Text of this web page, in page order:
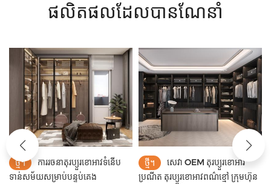
ផលិតផលដែលបានណែនាំ
ថ្មី។
ការរចនាតុរប្យួរខោអាវទំនើប
ទាន់សម័យសម្រាប់បន្ទប់គេង
ថ្មី។
សេវា OEM តុរប្យួរខោអាវ
ប្រណីត តុរប្យួរខោអាវពណ៌ខ្មៅ ក្រុមហ៊ុន